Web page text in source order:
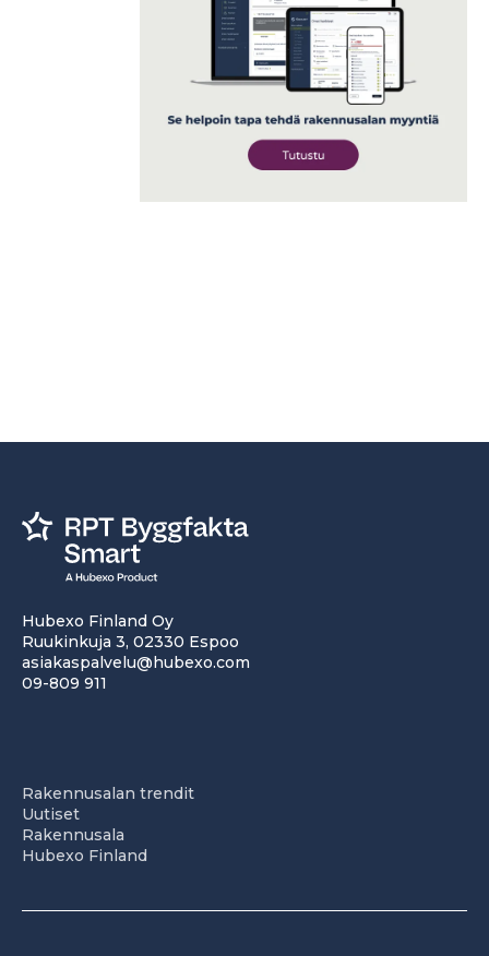
Hubexo Finland Oy
Ruukinkuja 3, 02330 Espoo
asiakaspalvelu@hubexo.com
09-809 911
Rakennusalan trendit
Uutiset
Rakennusala
Hubexo Finland